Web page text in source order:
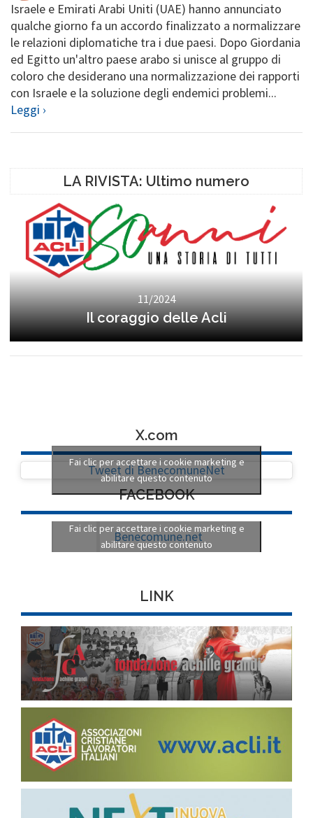
Israele e Emirati Arabi Uniti (UAE) hanno annunciato
qualche giorno fa un accordo finalizzato a normalizzare
le relazioni diplomatiche tra i due paesi. Dopo Giordania
ed Egitto un'altro paese arabo si unisce al gruppo di
coloro che desiderano una normalizzazione dei rapporti
con Israele e la soluzione degli endemici problemi...
Leggi ›
LA RIVISTA: Ultimo numero
11/2024
Il coraggio delle Acli
X.com
Fai clic per accettare i cookie marketing e
FACEBOOK
Fai clic per accettare i cookie marketing e
abilitare questo contenuto